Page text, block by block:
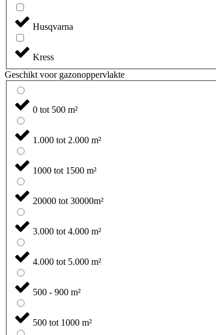
Husqvarna
Kress
Geschikt voor gazonoppervlakte
0 tot 500 m²
1.000 tot 2.000 m²
1000 tot 1500 m²
20000 tot 30000m²
3.000 tot 4.000 m²
4.000 tot 5.000 m²
500 - 900 m²
500 tot 1000 m²